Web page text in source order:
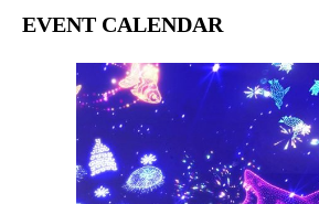
EVENT CALENDAR